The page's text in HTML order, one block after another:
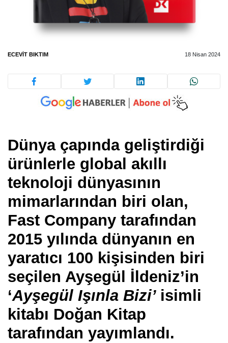
ECEVIT BIKTIM 18 Nisan 2024
Dünya çapında geliştirdiği
ürünlerle global akıllı
teknoloji dünyasının
mimarlarından biri olan,
Fast Company tarafından
2015 yılında dünyanın en
yaratıcı 100 kişisinden biri
seçilen Ayşegül İldeniz’in
‘Ayşegül Işınla Bizi’ isimli
kitabı Doğan Kitap
tarafından yayımlandı.